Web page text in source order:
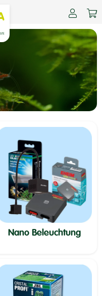
Nano Beleuchtung